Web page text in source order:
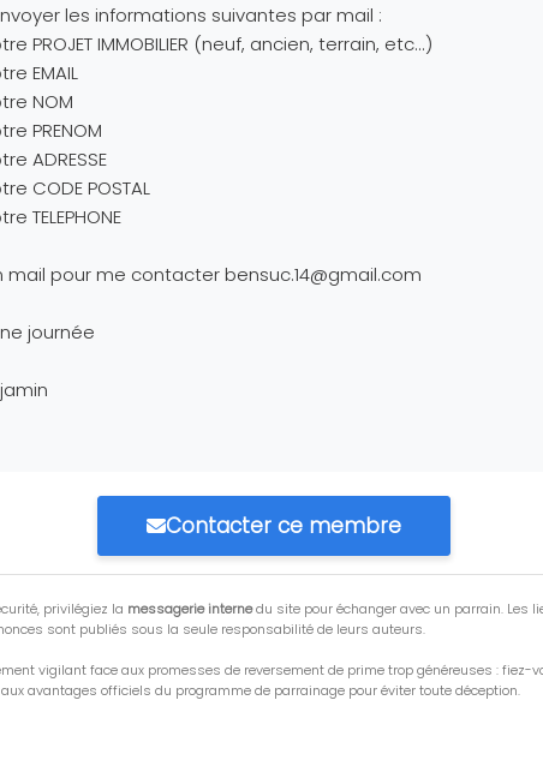
les informations suivantes par mail :
PROJET IMMOBILIER (neuf, ancien, terrain, etc...)
EMAIL
NOM
PRENOM
ADRESSE
CODE POSTAL
TELEPHONE
mail pour me contacterbensuc.14@gmail.com
journée
Contacter ce membre
privilégiez la messagerie internedu site pour échanger avec un parrain. Les
sont publiés sous la seule responsabilité de leurs auteurs.
vigilant face aux promesses de reversement de prime trop généreuses : fiez-
avantages officiels du programme de parrainage pour éviter toute déception.